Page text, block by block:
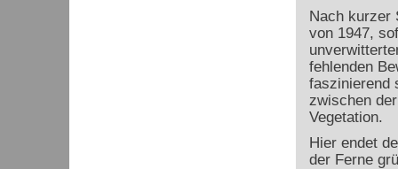
Nach kurzer
von 1947,
fehlenden
faszinierend
zwischen
Vegetation.
Hier endet
der Ferne